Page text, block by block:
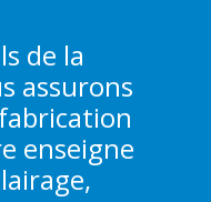
de la
assurons
enseigne